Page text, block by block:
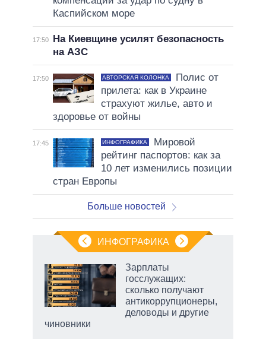
Каспийском море
17:50
На Киевщине усилят безопасность
на АЗС
17:50 АВТОРСКАЯ КОЛОНКА
Полис от
прилета: как в Украине
страхуют жилье, авто и
здоровье от войны
17:45 ИНФОГРАФИКА
Мировой
рейтинг паспортов: как за
10 лет изменились позиции
стран Европы
Больше новостей
ИНФОГРАФИКА
Зарплаты
госслужащих:
сколько получают
антикоррупционеры,
деловоды и другие
чиновники